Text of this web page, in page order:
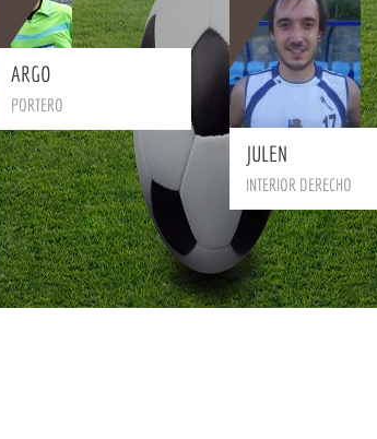
BIO
BIO
ARGO
PORTERO
JULEN
INTERIOR DERECHO